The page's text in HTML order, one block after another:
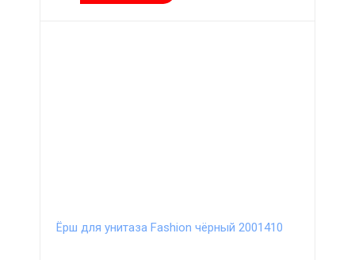
Ёрш для унитаза Fashion чёрный 2001410